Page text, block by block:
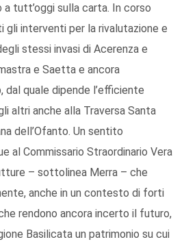
tutt’oggi sulla carta. In corso
interventi per la rivalutazione e
stessi invasi di Acerenza e
e Saetta e ancora
quale dipende l’efficiente
altri anche alla Traversa Santa
dell’Ofanto. Un sentito
al Commissario Straordinario Vera
– sottolinea Merra – che
anche in un contesto di forti
rendono ancora incerto il futuro,
Basilicata un patrimonio su cui